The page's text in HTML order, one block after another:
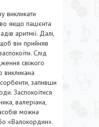
викликати
якщо пацієнта
аритмії. Далі,
він прийняв
Слід
свіжого
запивши
Заспокоїтися
валеріана,
можна
«Валокордин».